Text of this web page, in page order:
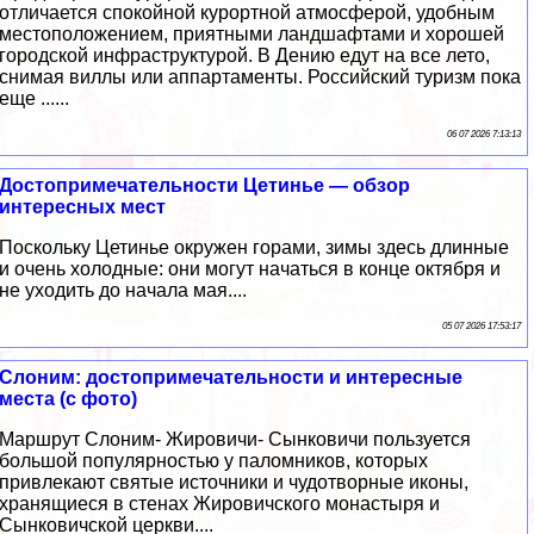
отличается спокойной курортной атмосферой, удобным
местоположением, приятными ландшафтами и хорошей
городской инфраструктурой. В Дению едут на все лето,
снимая виллы или аппартаменты. Российский туризм пока
еще ......
06 07 2026 7:13:13
Достопримечательности Цетинье — обзор
интересных мест
Поскольку Цетинье окружен горами, зимы здесь длинные
и очень холодные: они могут начаться в конце октября и
не уходить до начала мая....
05 07 2026 17:53:17
Слоним: достопримечательности и интересные
места (с фото)
Маршрут Слоним- Жировичи- Сынковичи пользуется
большой популярностью у паломников, которых
привлекают святые источники и чудотворные иконы,
хранящиеся в стенах Жировичского монастыря и
Сынковичской церкви....